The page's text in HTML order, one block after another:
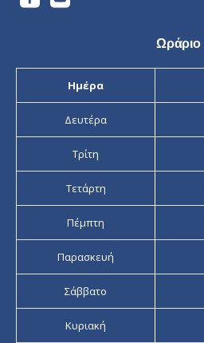
Ωράριο
Ημέρα
Δευτέρα
Τρίτη
Τετάρτη
Πέμπτη
Παρασκευή
Σάββατο
Κυριακή